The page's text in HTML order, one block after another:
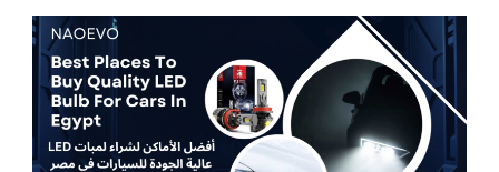
मिस्र
में
कारों
लिए